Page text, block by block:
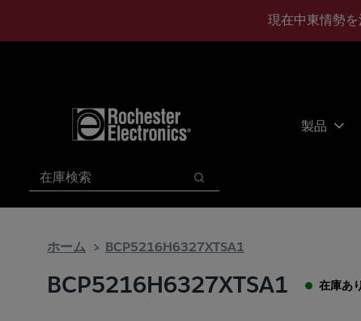
現在中東情勢
製品
検索
検索
ホーム BCP5216H6327XTSA1
BCP5216H6327XTSA1 在庫あり